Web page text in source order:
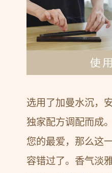
选用了加曼水沉，
独家配方调配而成
您的最爱，那么这
容错过了。香气淡